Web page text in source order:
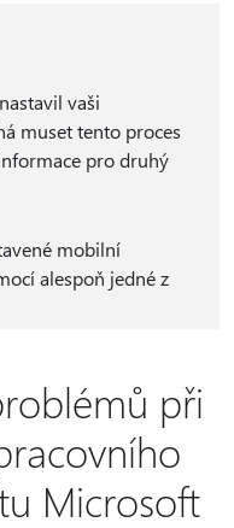
vaši
muset tento proces
pro druhý
mobilní
alespoň jedné z
při
Microsoft